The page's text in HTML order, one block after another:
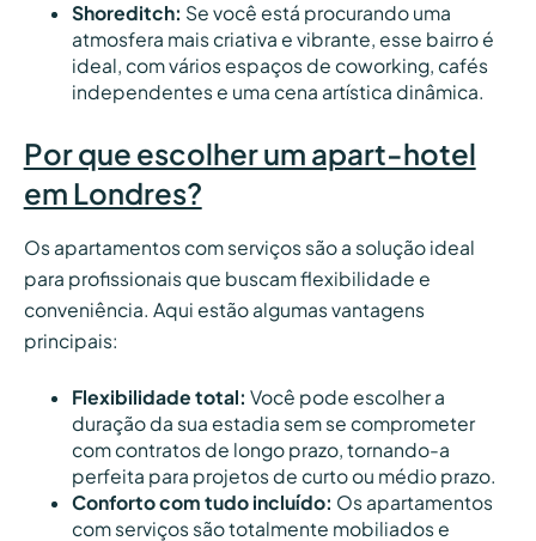
Shoreditch: Se você está procurando uma
atmosfera mais criativa e vibrante, esse bairro é
ideal, com vários espaços de coworking, cafés
independentes e uma cena artística dinâmica.
Por que escolher um apart-hotel
em Londres?
Os apartamentos com serviços são a solução ideal
para profissionais que buscam flexibilidade e
conveniência. Aqui estão algumas vantagens
principais:
Flexibilidade total: Você pode escolher a
duração da sua estadia sem se comprometer
com contratos de longo prazo, tornando-a
perfeita para projetos de curto ou médio prazo.
Conforto com tudo incluído: Os apartamentos
com serviços são totalmente mobiliados e